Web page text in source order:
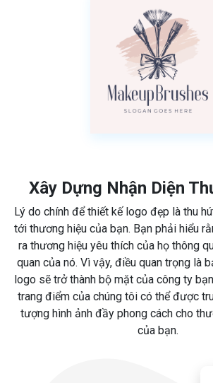
Xây Dựng Nhận Diện
Lý do chính để thiết kế logo đẹp là thu
tới thương hiệu của bạn. Bạn phải hiểu
ra thương hiệu yêu thích của họ thông
quan của nó. Vì vậy, điều quan trọng là
logo sẽ trở thành bộ mặt của công ty
trang điểm của chúng tôi có thể được
tượng hình ảnh đầy phong cách cho
của bạn.